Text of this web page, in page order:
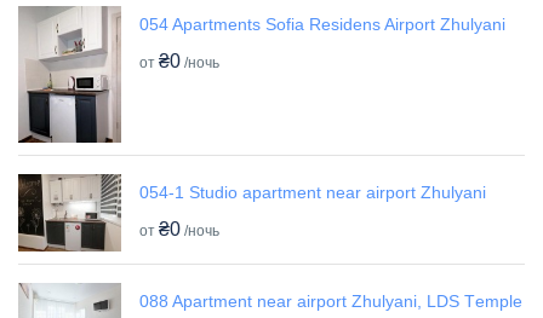
054 Apartments Sofia Residens Airport Zhulyani
от ₴0 /ночь
054-1 Studio apartment near airport Zhulyani
от ₴0 /ночь
088 Apartment near airport Zhulyani, LDS Tеmple